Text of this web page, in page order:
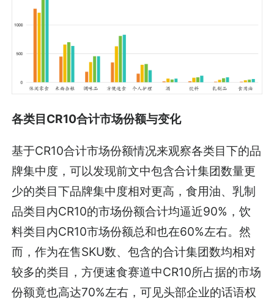
各类目CR10合计市场份额与变化
基于CR10合计市场份额情况来观察各类目下的品
牌集中度，可以发现前文中包含合计集团数量更
少的类目下品牌集中度相对更高，食用油、乳制
品类目内CR10的市场份额合计均逼近90%，饮
料类目内CR10市场份额总和也在60%左右。然
而，作为在售SKU数、包含的合计集团数均相对
较多的类目，方便速食赛道中CR10所占据的市场
份额竟也高达70%左右，可见头部企业的话语权